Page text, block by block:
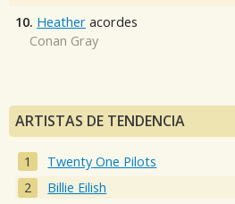
10. Heather acordes
Conan Gray
ARTISTAS DE TENDENCIA
Twenty One Pilots
Billie Eilish